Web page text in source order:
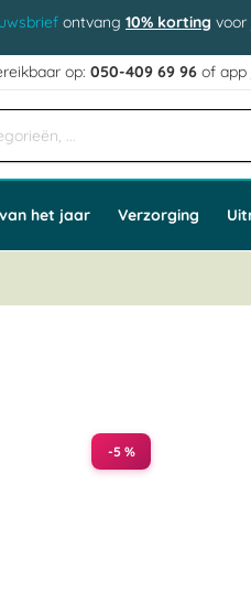
ontvang 10% korting voor
op:050-409 69 96 of app
het jaar Verzorging
-5 %